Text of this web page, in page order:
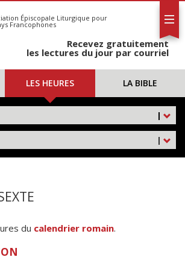
Épiscopale Liturgique pour
Francophones
Recevez gratuitement
les lectures du jour par courriel
LES HEURES LA BIBLE
|
|
du calendrier romain.